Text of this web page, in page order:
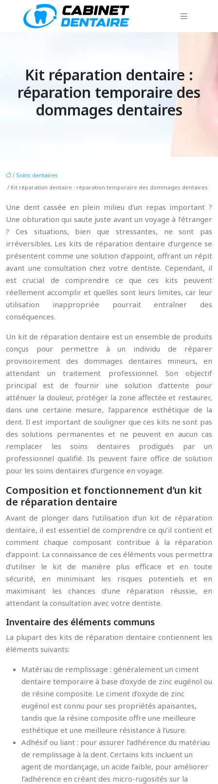
Kit réparation dentaire :
réparation temporaire des
dommages dentaires
/ Soins dentaires
/ Kit réparation dentaire : réparation temporaire des dommages dentaires
Une dent cassée en plein milieu d’un repas important ?
Une obturation qui saute juste avant un voyage à l’étranger
? Ces situations, bien que stressantes, ne sont pas
irréversibles. Les kits de réparation dentaire d’urgence se
présentent comme une solution d’appoint, offrant un répit
avant une consultation chez votre dentiste. Cependant, il
est crucial de comprendre ce que ces kits peuvent
réellement accomplir et quelles sont leurs limites, car leur
utilisation inappropriée pourrait entraîner des
conséquences.
Un kit de réparation dentaire est un ensemble de produits
conçus pour permettre à un individu de réparer
provisoirement des dommages dentaires mineurs, en
attendant un traitement professionnel. Son objectif
principal est de fournir une solution d’attente pour
atténuer la douleur, protéger la zone affectée et restaurer,
dans une certaine mesure, l’apparence esthétique de la
dent. Il est important de souligner que ces kits ne sont pas
des solutions permanentes et ne peuvent en aucun cas
remplacer les soins dentaires prodigués par un
professionnel qualifié. Ils peuvent faire office de solution
pour les soins dentaires d’urgence en voyage.
Composition et fonctionnement d’un kit
de réparation dentaire
Avant de plonger dans l’utilisation d’un kit de réparation
dentaire, il est essentiel de comprendre ce qu’il contient et
comment chaque composant contribue à la réparation
d’appoint. La connaissance de ces éléments vous permettra
d’utiliser le kit de manière plus efficace et en toute
sécurité, en minimisant les risques potentiels et en
maximisant les chances d’une réparation réussie, en
attendant la consultation avec votre dentiste.
Inventaire des éléments communs
La plupart des kits de réparation dentaire contiennent les
éléments suivants:
Matériau de remplissage : généralement un ciment
dentaire temporaire à base d’oxyde de zinc eugénol ou
de résine composite. Le ciment d’oxyde de zinc
eugénol est connu pour ses propriétés apaisantes,
tandis que la résine composite offre une meilleure
esthétique et une meilleure résistance à l’usure.
Adhésif ou liant : pour assurer l’adhérence du matériau
de remplissage à la dent. Certains kits incluent un
agent de mordançage, un acide faible, pour améliorer
l’adhérence en créant des micro-rugosités sur la